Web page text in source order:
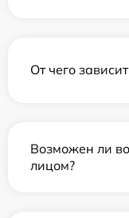
От чего
Возможен ли
лицом?